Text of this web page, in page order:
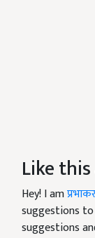
Like
Hey! I am
suggestions
suggestions